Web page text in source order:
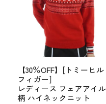
【30％OFF】[トミーヒル
フィガー]
レディース フェアアイル
柄 ハイネックニット